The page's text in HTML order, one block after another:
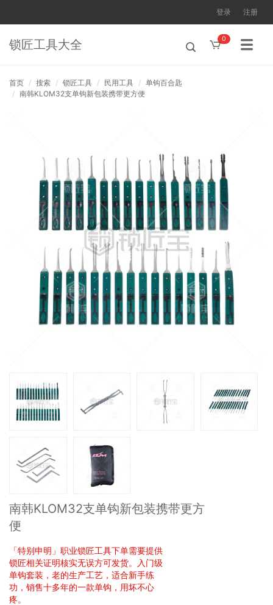
登录 注册
锁匠工具大全 0
首页 搜索 锁匠工具 民用工具
单钩百合匙
南韩KLOM32支单钩新包装携带更方便
南韩KLOM32支单钩新包装携带更方
便
「特别申明」职业锁匠工具下单需要提供
锁匠相关证明核实无误方可发货。入门级
单钩套装，老的生产工艺，适合新手练
功，销售十多年的一款单钩，用坏不心
疼。